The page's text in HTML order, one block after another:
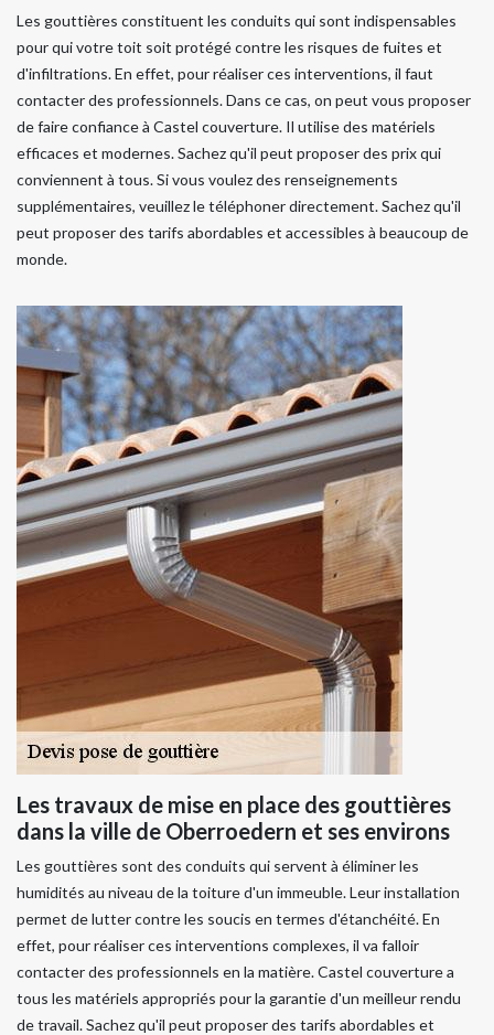
Les gouttières constituent les conduits qui sont indispensables
pour qui votre toit soit protégé contre les risques de fuites et
d'infiltrations. En effet, pour réaliser ces interventions, il faut
contacter des professionnels. Dans ce cas, on peut vous proposer
de faire confiance à Castel couverture. Il utilise des matériels
efficaces et modernes. Sachez qu'il peut proposer des prix qui
conviennent à tous. Si vous voulez des renseignements
supplémentaires, veuillez le téléphoner directement. Sachez qu'il
peut proposer des tarifs abordables et accessibles à beaucoup de
monde.
Les travaux de mise en place des gouttières
dans la ville de Oberroedern et ses environs
Les gouttières sont des conduits qui servent à éliminer les
humidités au niveau de la toiture d'un immeuble. Leur installation
permet de lutter contre les soucis en termes d'étanchéité. En
effet, pour réaliser ces interventions complexes, il va falloir
contacter des professionnels en la matière. Castel couverture a
tous les matériels appropriés pour la garantie d'un meilleur rendu
de travail. Sachez qu'il peut proposer des tarifs abordables et